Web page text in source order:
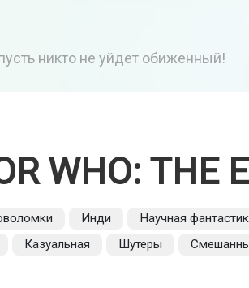
никто не уйдет обиженный!
WHO: THE
Инди Научная
Казуальная Шутеры